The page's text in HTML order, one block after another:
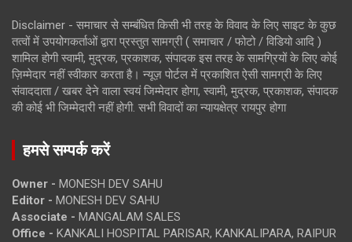
Disclaimer - समाचार से सम्बंधित किसी भी तरह के विवाद के लिए साइट के कुछ
तत्वों में उपयोगकर्ताओं द्वारा प्रस्तुत सामग्री ( समाचार / फोटो / विडियो आदि )
शामिल होगी स्वामी, मुद्रक, प्रकाशक, संपादक इस तरह के सामग्रियों के लिए कोई
ज़िम्मेदार नहीं स्वीकार करता है। न्यूज़ पोर्टल में प्रकाशित ऐसी सामग्री के लिए
संवाददाता / खबर देने वाला स्वयं जिम्मेदार होगा, स्वामी, मुद्रक, प्रकाशक, संपादक
की कोई भी जिम्मेदारी नहीं होगी. सभी विवादों का न्यायक्षेत्र रायपुर होगा
हमसे सम्पर्क करें
Owner - MONESH DEV SAHU
Editor - MONESH DEV SAHU
Associate - MANGALAM SALES
Office - KANKALI HOSPITAL PARISAR, KANKALIPARA, RAIPUR